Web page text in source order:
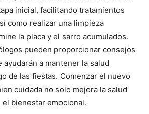
inicial, facilitando tratamientos
como realizar una limpieza
la placa y el sarro acumulados.
pueden proporcionar consejos
ayudarán a mantener la salud
de las fiestas. Comenzar el nuevo
cuidada no solo mejora la salud
bienestar emocional.